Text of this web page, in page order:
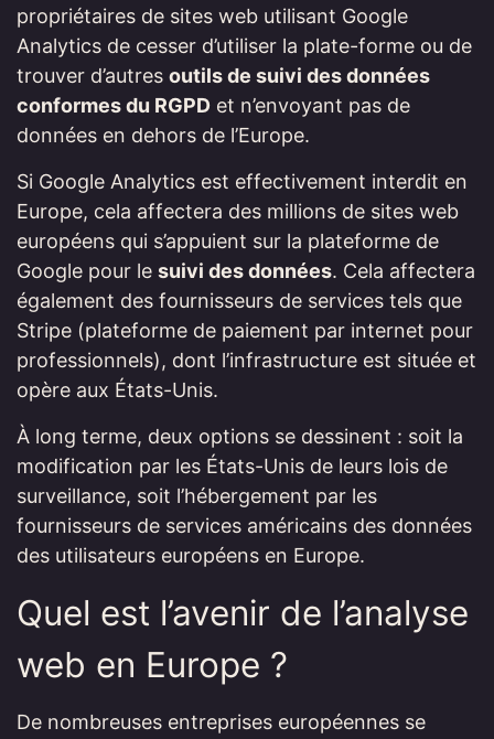
propriétaires de sites web utilisant Google
Analytics de cesser d’utiliser la plate-forme ou de
trouver d’autres outils de suivi des données
conformes du RGPD et n’envoyant pas de
données en dehors de l’Europe.
Si Google Analytics est effectivement interdit en
Europe, cela affectera des millions de sites web
européens qui s’appuient sur la plateforme de
Google pour le suivi des données. Cela affectera
également des fournisseurs de services tels que
Stripe (plateforme de paiement par internet pour
professionnels), dont l’infrastructure est située et
opère aux États-Unis.
À long terme, deux options se dessinent : soit la
modification par les États-Unis de leurs lois de
surveillance, soit l’hébergement par les
fournisseurs de services américains des données
des utilisateurs européens en Europe.
Quel est l’avenir de l’analyse
web en Europe ?
De nombreuses entreprises européennes se